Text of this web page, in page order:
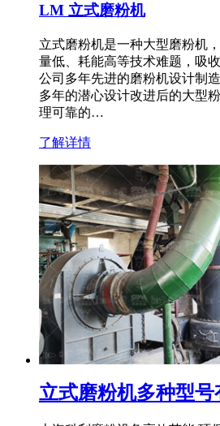
LM 立式磨粉机
立式磨粉机是一种大型磨粉机
量低、耗能高等技术难题，吸
公司多年先进的磨粉机设计制
多年的潜心设计改进后的大型
理可靠的…
了解详情
立式磨粉机多种型